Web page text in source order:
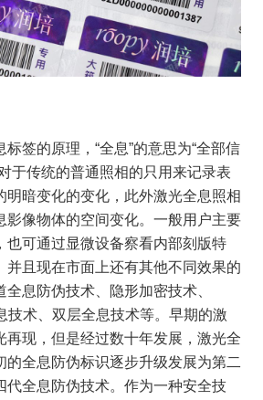
签的原理，“全息”的意思为“全部信
于传统的普通照相的只用来记录表
明暗变化的变化，此外激光全息照相
影像物体的空间变化。一般用户主要
也可通过显微设备察看内部刻版特
并且现在市面上还有其他不同效果的
息防伪技术、隐形加密技术、
技术、双层全息技术等。早期的激
再现，但是经过数十年发展，激光全
的全息防伪标识逐步升级发展为第二
代全息防伪技术。作为一种安全技